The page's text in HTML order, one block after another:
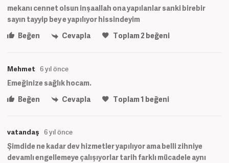
mekanı cennet olsun inşaallah ona yapılanlar sanki birebir
sayın tayyip bey e yapılıyor hissindeyim
Beğen
Cevapla Toplam2beğeni
Mehmet 6 yıl önce
Emeğinize sağlık hocam.
Beğen
Cevapla Toplam1 beğeni
vatandaş 6 yıl önce
Şimdide ne kadar dev hizmetler yapılıyor ama belli zihniye
devamlı engellemeye çalışıyorlar tarih farklı mücadele aynı